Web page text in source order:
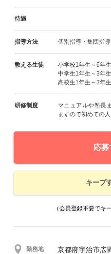
待遇
指導方法 個別指導・集団指導
教える生徒
小学校1年生～6年生
中学生1年生～3年生
高校生1年生～3年生
研修制度
マニュアルや塾長
ますので初めての人
応募
キープ
（会員登録不要でキ
勤務地
京都府宇治市広